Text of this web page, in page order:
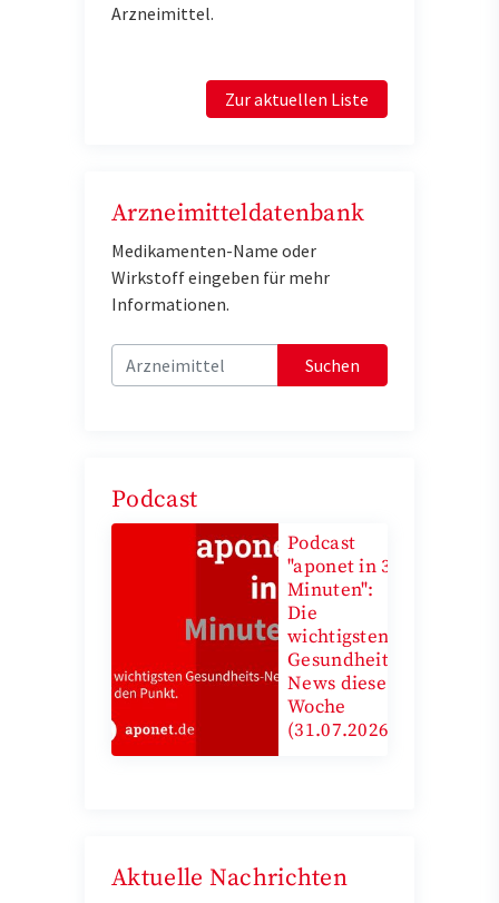
Arzneimittel.
Zur aktuellen Liste
Arzneimitteldatenbank
Medikamenten-Name oder
Wirkstoff eingeben für mehr
Informationen.
Suchen
Podcast
Podcast
"aponet in 3
Minuten":
Die
wichtigsten
Gesundheits-
News diese
Woche
(31.07.2026)
Aktuelle Nachrichten